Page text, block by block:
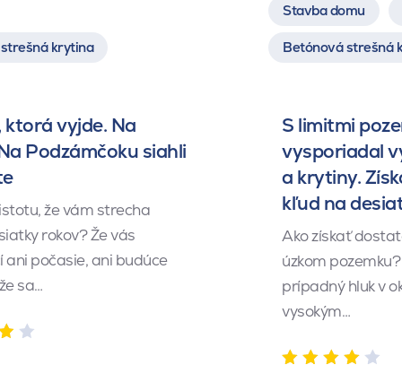
krytina
ktorá vyjde. Na
Podzámčoku siahli
že vám strecha
rokov? Že vás
ani počasie, ani budúce
sa…
Stavba domu
Betónová strešná
S limitmi
vysporiadal
a krytiny.
kľud na
Ako získať
úzkom
prípadný hluk v
vysokým…